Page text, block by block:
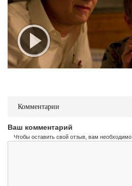
Комментарии
Ваш комментарий
Чтобы оставить свой отзыв, вам необходимо